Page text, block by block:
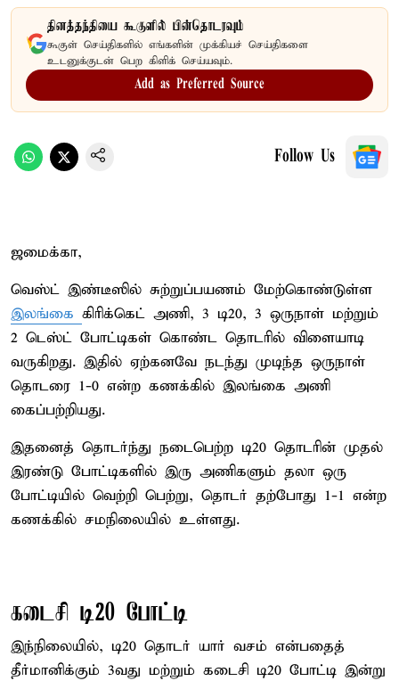
தினத்தந்தியை கூகுளில் பின்தொடரவும்
கூகுள் செய்திகளில் எங்களின் முக்கியச் செய்திகளை
உடனுக்குடன் பெற கிளிக் செய்யவும்.
Add as Preferred Source
Follow Us
ஜமைக்கா,
வெஸ்ட் இண்டீஸில் சுற்றுப்பயணம் மேற்கொண்டுள்ள
இலங்கை கிரிக்கெட் அணி, 3 டி20, 3 ஒருநாள் மற்றும்
2 டெஸ்ட் போட்டிகள் கொண்ட தொடரில் விளையாடி
வருகிறது. இதில் ஏற்கனவே நடந்து முடிந்த ஒருநாள்
தொடரை 1-0 என்ற கணக்கில் இலங்கை அணி
கைப்பற்றியது.
இதனைத் தொடர்ந்து நடைபெற்ற டி20 தொடரின் முதல்
இரண்டு போட்டிகளில் இரு அணிகளும் தலா ஒரு
போட்டியில் வெற்றி பெற்று, தொடர் தற்போது 1-1 என்ற
கணக்கில் சமநிலையில் உள்ளது.
கடைசி டி20 போட்டி
இந்நிலையில், டி20 தொடர் யார் வசம் என்பதைத்
தீர்மானிக்கும் 3வது மற்றும் கடைசி டி20 போட்டி இன்று